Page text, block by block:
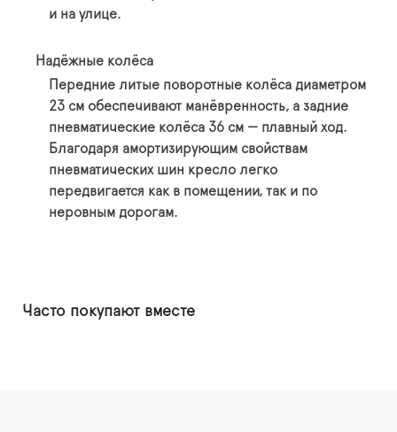
и на улице.
Надёжные колёса
Передние литые поворотные колёса диаметром
23 см обеспечивают манёвренность, а задние
пневматические колёса 36 см — плавный ход.
Благодаря амортизирующим свойствам
пневматических шин кресло легко
передвигается как в помещении, так и по
неровным дорогам.
Часто покупают вместе